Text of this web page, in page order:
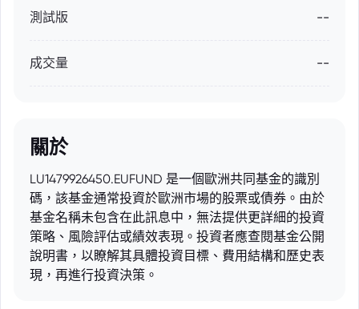
測試版 --
成交量 --
關於
LU1479926450.EUFUND 是一個歐洲共同基金的識別
碼，該基金通常投資於歐洲市場的股票或債券。由於
基金名稱未包含在此訊息中，無法提供更詳細的投資
策略、風險評估或績效表現。投資者應查閱基金公開
說明書，以瞭解其具體投資目標、費用結構和歷史表
現，再進行投資決策。